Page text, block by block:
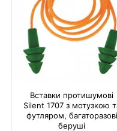
Вставки протишумові
Silent 1707 з мотузкою
футляром, багаторазові
беруші